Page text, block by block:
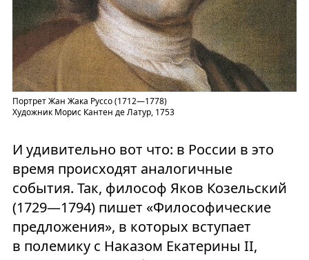
Портрет Жан Жака Руссо (1712—1778)
Художник Морис Кантен де Латур, 1753
И удивительно вот что: в России в это
время происходят аналогичные
события. Так, философ Яков Козельский
(1729—1794) пишет «Философические
предложения», в которых вступает
в полемику с Наказом Екатерины II,